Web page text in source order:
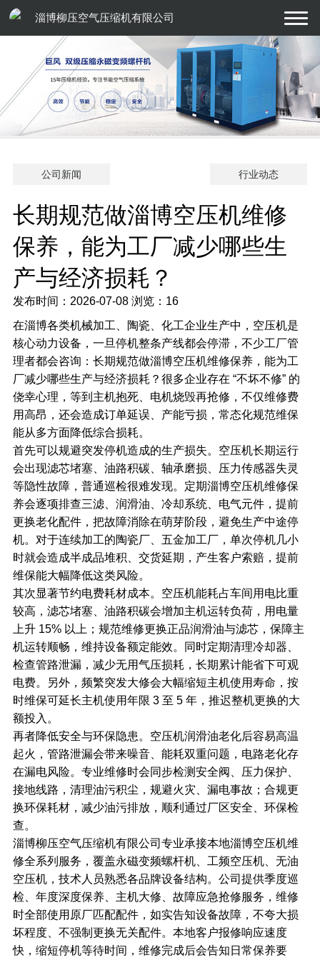
淄博柳压空气压缩机有限公司
公司新闻 行业动态
长期规范做淄博空压机维修
保养，能为工厂减少哪些生
产与经济损耗？
发布时间：2026-07-08 浏览：16
在淄博各类机械加工、陶瓷、化工企业生产中，空压机是
核心动力设备，一旦停机整条产线都会停滞，不少工厂管
理者都会咨询：长期规范做淄博空压机维修保养，能为工
厂减少哪些生产与经济损耗？很多企业存在 “不坏不修” 的
侥幸心理，等到主机抱死、电机烧毁再抢修，不仅维修费
用高昂，还会造成订单延误、产能亏损，常态化规范维保
能从多方面降低综合损耗。
首先可以规避突发停机造成的生产损失。空压机长期运行
会出现滤芯堵塞、油路积碳、轴承磨损、压力传感器失灵
等隐性故障，普通巡检很难发现。定期淄博空压机维修保
养会逐项排查三滤、润滑油、冷却系统、电气元件，提前
更换老化配件，把故障消除在萌芽阶段，避免生产中途停
机。对于连续加工的陶瓷厂、五金加工厂，单次停机几小
时就会造成半成品堆积、交货延期，产生客户索赔，提前
维保能大幅降低这类风险。
其次显著节约电费耗材成本。空压机能耗占车间用电比重
较高，滤芯堵塞、油路积碳会增加主机运转负荷，用电量
上升 15% 以上；规范维修更换正品润滑油与滤芯，保障主
机运转顺畅，维持设备额定能效。同时定期清理冷却器、
检查管路泄漏，减少无用气压损耗，长期累计能省下可观
电费。另外，频繁突发大修会大幅缩短主机使用寿命，按
时维保可延长主机使用年限 3 至 5 年，推迟整机更换的大
额投入。
再者降低安全与环保隐患。空压机润滑油老化后容易高温
起火，管路泄漏会带来噪音、能耗双重问题，电路老化存
在漏电风险。专业维修时会同步检测安全阀、压力保护、
接地线路，清理油污积尘，规避火灾、漏电事故；合规更
换环保耗材，减少油污排放，顺利通过厂区安全、环保检
查。
淄博柳压空气压缩机有限公司专业承接本地淄博空压机维
修全系列服务，覆盖永磁变频螺杆机、工频空压机、无油
空压机，技术人员熟悉各品牌设备结构。公司提供季度巡
检、年度深度保养、主机大修、故障应急抢修服务，维修
时全部使用原厂匹配配件，如实告知设备故障，不夸大损
坏程度、不强制更换无关配件。本地客户报修响应速度
快，缩短停机等待时间，维修完成后会告知日常保养要